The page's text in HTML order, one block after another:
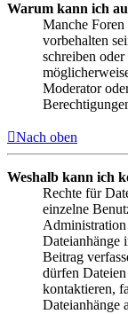
Warum kann ich
Manche
vorbehalten
schreiben
Moderator
Nach oben
Weshalb kann ich
Rechte für
einzelne
Dateianhänge
Beitrag
dürfen
kontaktieren,
Dateianhänge